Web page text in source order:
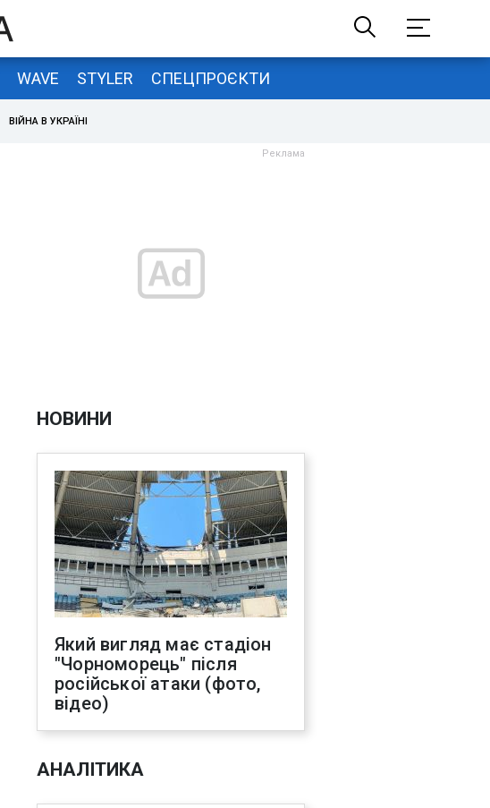
WAVE STYLER СПЕЦПРОЄКТИ
ВІЙНА В УКРАЇНІ
НОВИНИ
Який вигляд має стадіон
"Чорноморець" після
російської атаки (фото,
відео)
АНАЛІТИКА